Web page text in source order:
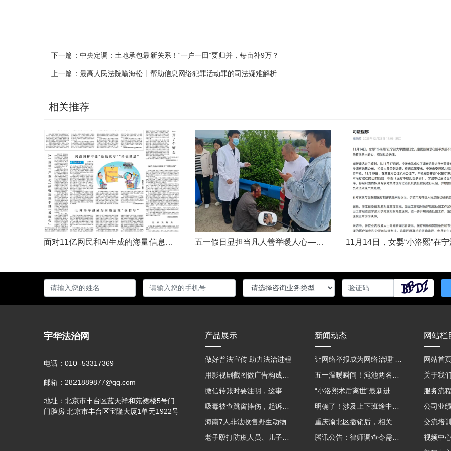
下一篇： 中央定调：土地承包最新关系！“一户一田”要归并，每亩补9万？
上一篇： 最高人民法院喻海松丨帮助信息网络犯罪活动罪的司法疑难解析
相关推荐
面对11亿网民和AI生成的海量信息，如何更有效地打击色情、赌博、侵权、谣言等不良信息，确保网民的安全感和获得感持续“在线”？对这一网络治理之问，网信部门给出了清晰答案：用好网络举报这一关键抓手，推动“被动受理”转向“主动共治”，让群众监督的“微光”汇聚成净化网络生态的“洪流”。网络空间点多、线长、面广，平台规则再严密，监管部门再“给力”，也会有偶尔覆盖不到的角落。然而，在人民群众的敏锐感知面前，不...... 五一假日显担当凡人善举暖人心——渑池两名公职人员路遇车祸紧急施救2026年5月2日，五一假期期间，渑池县林业局职工范文杰、城管局职工关磊途经洛宁县景阳镇孙洞村时，偶遇一起交通事故。现场汽车与电动车相撞，骑行车主倒地受伤、头部流血，情况十分危急。危急时刻，二人毫不犹豫靠边停车，迅速上前查看伤情、安抚伤者，现场设置警戒防范二次事故，同步拨打120、110并联系伤者家属，全程坚守陪护、有序处置。直至家属......
宇华法治网
电话： 010 -53317369
邮箱： 2821889877@qq.com
地址： 北京市丰台区蓝天祥和苑裙楼5号门
门脸房 北京市丰台区宝隆大厦1单元1922号
产品展示
做好普法宣传 助力法治进程
新闻动态
“小洛熙术后离世”最新进展：医疗事故鉴定已启动
腾讯公告：律师调查令需要写明法官手机号，2025年12月31日后施行
网站栏
网站首
关于我
服务流
公司业
交流培
视频中